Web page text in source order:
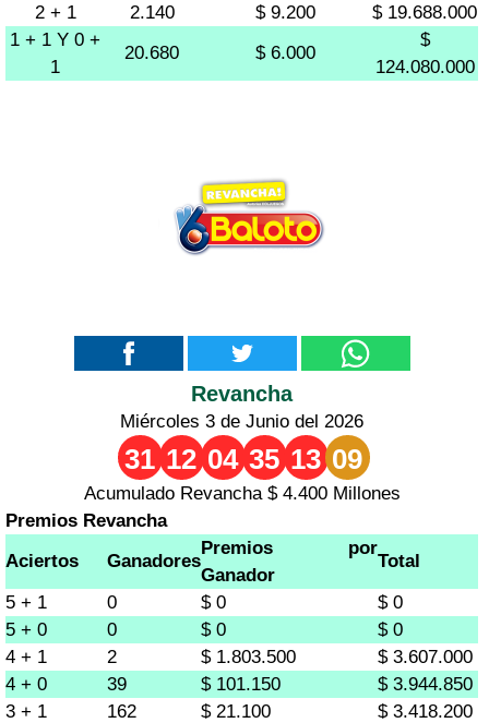
2 + 1
2.140 $ 9.200
$ 19.688.000
1 + 1 Y 0 +
1
20.680 $ 6.000
$
124.080.000
Revancha
Miércoles 3 de Junio del 2026
31 12 04 35 13 09
Acumulado Revancha $ 4.400 Millones
Premios Revancha
Aciertos
Ganadores
Premios por
Ganador
Total
5 + 1
0 $ 0
$ 0
5 + 0
0 $ 0
$ 0
4 + 1
2 $ 1.803.500
$ 3.607.000
4 + 0
39 $ 101.150
$ 3.944.850
3 + 1
162 $ 21.100
$ 3.418.200